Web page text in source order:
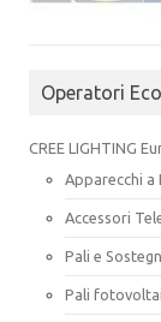
Operatori
CREE LIGHTING
Apparecchi a
Accessori
Pali e
Pali